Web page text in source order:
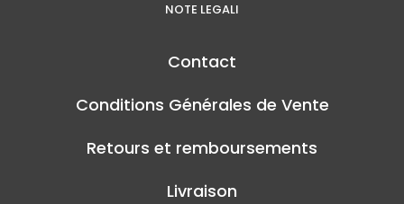
NOTE LEGALI
Contact
Conditions Générales de Vente
Retours et remboursements
Livraison